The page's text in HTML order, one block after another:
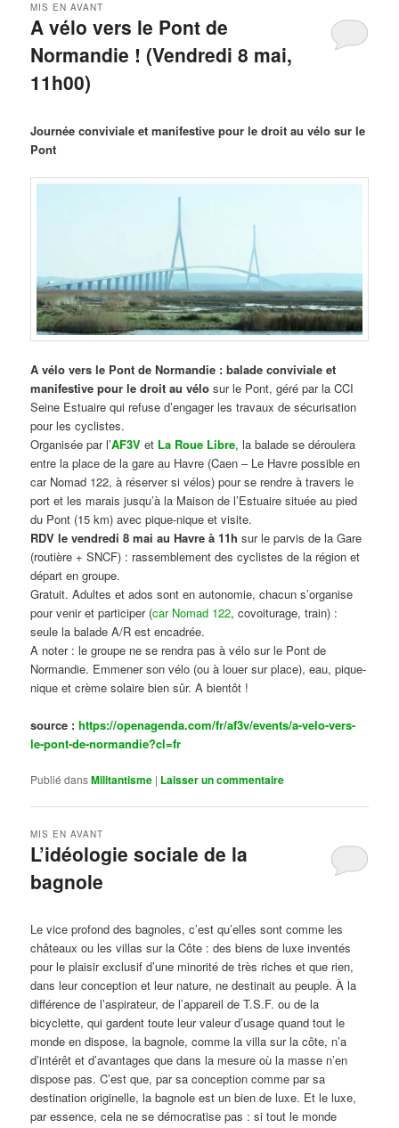
A vélo vers le Pont de
Normandie ! (Vendredi 8 mai,
11h00)
MIS EN AVANT
Journée conviviale et manifestive pour le droit au vélo sur le
Pont
A vélo vers le Pont de Normandie : balade conviviale et
manifestive pour le droit au vélo sur le Pont, géré par la CCI
Seine Estuaire qui refuse d’engager les travaux de sécurisation
pour les cyclistes.
Organisée par l’AF3V et La Roue Libre, la balade se déroulera
entre la place de la gare au Havre (Caen – Le Havre possible en
car Nomad 122, à réserver si vélos) pour se rendre à travers le
port et les marais jusqu’à la Maison de l’Estuaire située au pied
du Pont (15 km) avec pique-nique et visite.
RDV le vendredi 8 mai au Havre à 11h sur le parvis de la Gare
(routière + SNCF) : rassemblement des cyclistes de la région et
départ en groupe.
Gratuit. Adultes et ados sont en autonomie, chacun s’organise
pour venir et participer (car Nomad 122, covoiturage, train) :
seule la balade A/R est encadrée.
A noter : le groupe ne se rendra pas à vélo sur le Pont de
Normandie. Emmener son vélo (ou à louer sur place), eau, pique-
nique et crème solaire bien sûr. A bientôt !
source :https://openagenda.com/fr/af3v/events/a-velo-vers-
le-pont-de-normandie?cl=fr
Publié dansMilitantisme | Laisser un commentaire
L’idéologie sociale de la
bagnole
MIS EN AVANT
Le vice profond des bagnoles, c’est qu’elles sont comme les
châteaux ou les villas sur la Côte : des biens de luxe inventés
pour le plaisir exclusif d’une minorité de très riches et que rien,
dans leur conception et leur nature, ne destinait au peuple. À la
différence de l’aspirateur, de l’appareil de T.S.F. ou de la
bicyclette, qui gardent toute leur valeur d’usage quand tout le
monde en dispose, la bagnole, comme la villa sur la côte, n’a
d’intérêt et d’avantages que dans la mesure où la masse n’en
dispose pas. C’est que, par sa conception comme par sa
destination originelle, la bagnole est un bien de luxe. Et le luxe,
par essence, cela ne se démocratise pas : si tout le monde